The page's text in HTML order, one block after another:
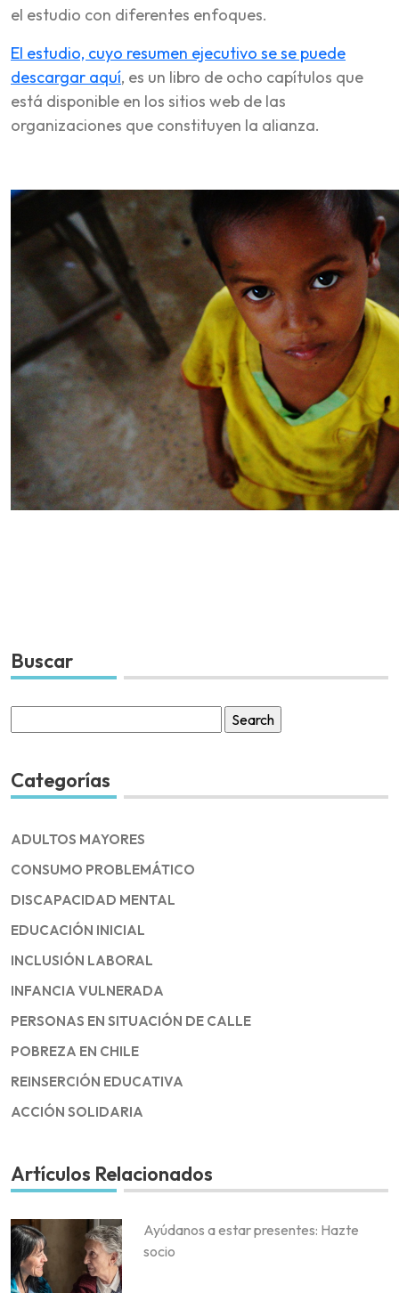
el estudio con diferentes enfoques.
El estudio, cuyo resumen ejecutivo se se puede
descargar aquí, es un libro de ocho capítulos que
está disponible en los sitios web de las
organizaciones que constituyen la alianza.
Buscar
for:
Categorías
ADULTOS MAYORES
CONSUMO PROBLEMÁTICO
DISCAPACIDAD MENTAL
EDUCACIÓN INICIAL
INCLUSIÓN LABORAL
INFANCIA VULNERADA
PERSONAS EN SITUACIÓN DE CALLE
POBREZA EN CHILE
REINSERCIÓN EDUCATIVA
ACCIÓN SOLIDARIA
Artículos Relacionados
Ayúdanos a estar presentes: Hazte
socio